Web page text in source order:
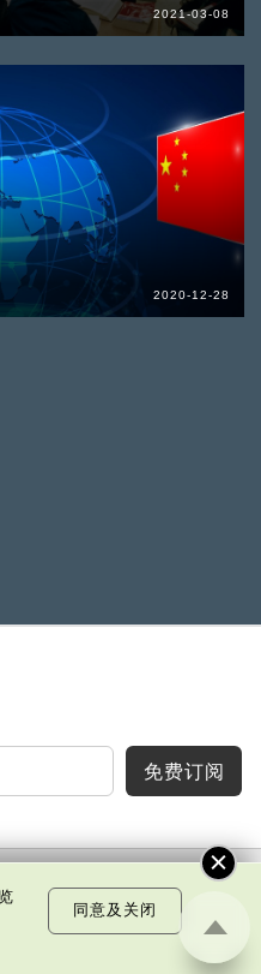
2021-03-08
2020-12-28
免费订阅
通识中国 非凡人事
同意及关闭